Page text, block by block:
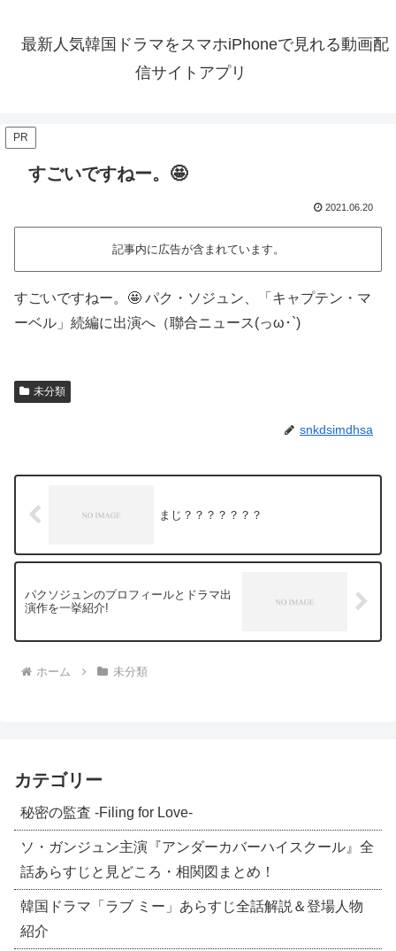
最新人気韓国ドラマをスマホiPhoneで見れる動画配
信サイトアプリ
PR
すごいですねー。🤩
2021.06.20
記事内に広告が含まれています。
すごいですねー。🤩 パク・ソジュン、「キャプテン・マ
ーベル」続編に出演へ（聯合ニュース(っω･`)
未分類
snkdsimdhsa
まじ？？？？？？？
パクソジュンのプロフィールとドラマ出
演作を一挙紹介!
ホーム 未分類
カテゴリー
秘密の監査 -Filing for Love-
ソ・ガンジュン主演『アンダーカバーハイスクール』全
話あらすじと見どころ・相関図まとめ！
韓国ドラマ「ラブ ミー」あらすじ全話解説＆登場人物
紹介